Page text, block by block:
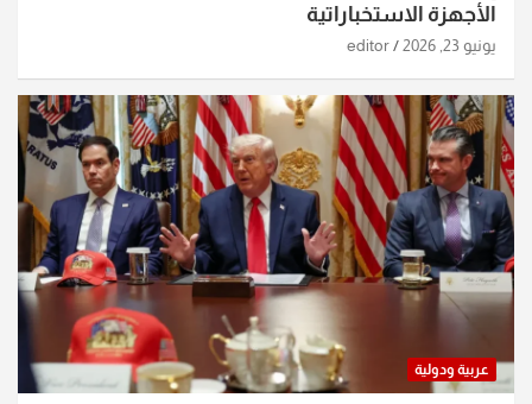
الأجهزة الاستخباراتية
يونيو 23, 2026 editor
عربية ودولية